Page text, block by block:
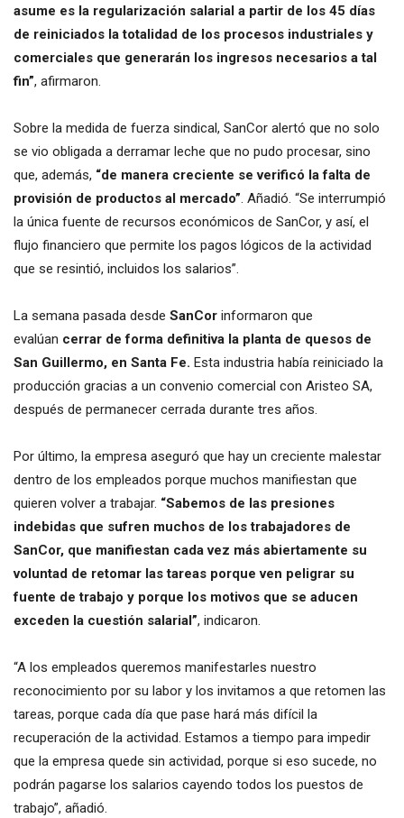
asume es la regularización salarial a partir de los 45 días
de reiniciados la totalidad de los procesos industriales y
comerciales que generarán los ingresos necesarios a tal
fin”, afirmaron.
Sobre la medida de fuerza sindical, SanCor alertó que no solo
se vio obligada a derramar leche que no pudo procesar, sino
que, además, “de manera creciente se verificó la falta de
provisión de productos al mercado”. Añadió. “Se interrumpió
la única fuente de recursos económicos de SanCor, y así, el
flujo financiero que permite los pagos lógicos de la actividad
que se resintió, incluidos los salarios”.
La semana pasada desde SanCor informaron que
evalúan cerrar de forma definitiva la planta de quesos de
San Guillermo, en Santa Fe. Esta industria había reiniciado la
producción gracias a un convenio comercial con Aristeo SA,
después de permanecer cerrada durante tres años.
Por último, la empresa aseguró que hay un creciente malestar
dentro de los empleados porque muchos manifiestan que
quieren volver a trabajar. “Sabemos de las presiones
indebidas que sufren muchos de los trabajadores de
SanCor, que manifiestan cada vez más abiertamente su
voluntad de retomar las tareas porque ven peligrar su
fuente de trabajo y porque los motivos que se aducen
exceden la cuestión salarial”, indicaron.
“A los empleados queremos manifestarles nuestro
reconocimiento por su labor y los invitamos a que retomen las
tareas, porque cada día que pase hará más difícil la
recuperación de la actividad. Estamos a tiempo para impedir
que la empresa quede sin actividad, porque si eso sucede, no
podrán pagarse los salarios cayendo todos los puestos de
trabajo”, añadió.